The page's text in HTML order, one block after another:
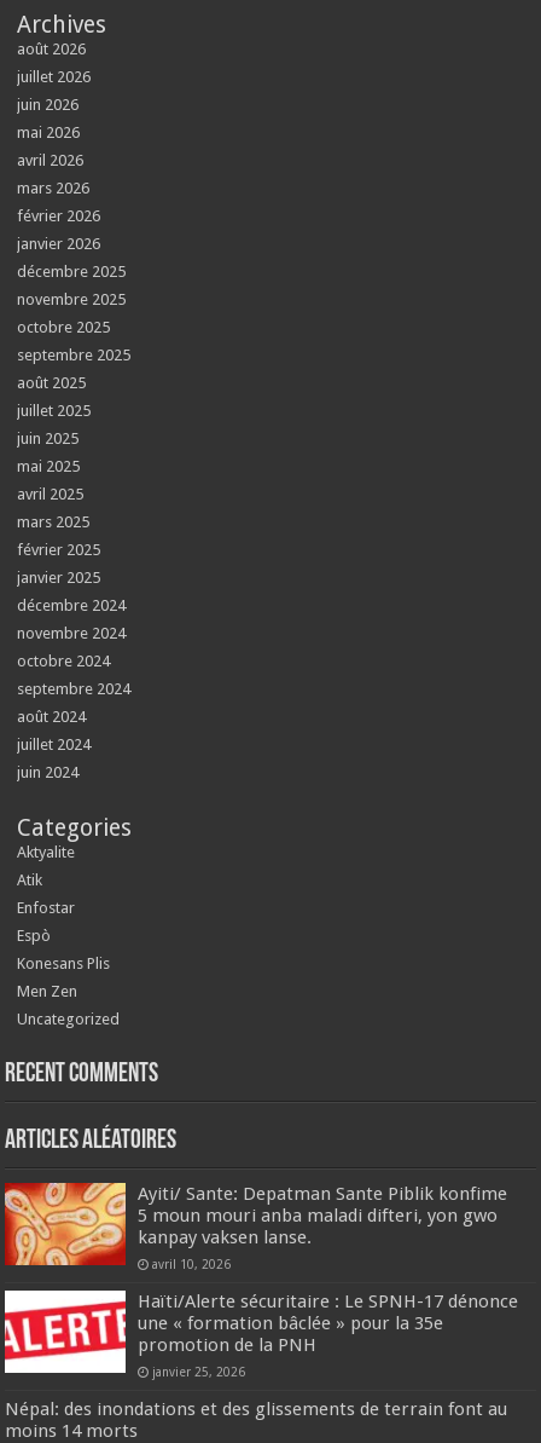
Archives
août 2026
juillet 2026
juin 2026
mai 2026
avril 2026
mars 2026
février 2026
janvier 2026
décembre 2025
novembre 2025
octobre 2025
septembre 2025
août 2025
juillet 2025
juin 2025
mai 2025
avril 2025
mars 2025
février 2025
janvier 2025
décembre 2024
novembre 2024
octobre 2024
septembre 2024
août 2024
juillet 2024
juin 2024
Categories
Aktyalite
Atik
Enfostar
Espò
Konesans Plis
Men Zen
Uncategorized
Recent Comments
Articles aléatoires
Ayiti/ Sante: Depatman Sante Piblik konfime
5 moun mouri anba maladi difteri, yon gwo
kanpay vaksen lanse.
avril 10, 2026
​Haïti/Alerte sécuritaire : Le SPNH-17 dénonce
une « formation bâclée » pour la 35e
promotion de la PNH
janvier 25, 2026
Népal: des inondations et des glissements de terrain font au
moins 14 morts